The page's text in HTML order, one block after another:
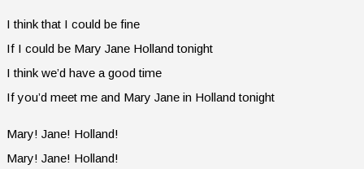
I think that I could be fine
If I could be Mary Jane Holland tonight
I think we’d have a good time
If you’d meet me and Mary Jane in Holland tonight
Mary! Jane! Holland!
Mary! Jane! Holland!